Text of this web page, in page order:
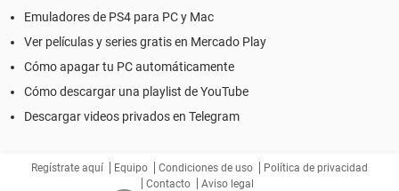
Emuladores de PS4 para PC y Mac
Ver películas y series gratis en Mercado Play
Cómo apagar tu PC automáticamente
Cómo descargar una playlist de YouTube
Descargar videos privados en Telegram
Regístrate aquí Equipo Condiciones de uso
Política de privacidad
Contacto
Aviso legal